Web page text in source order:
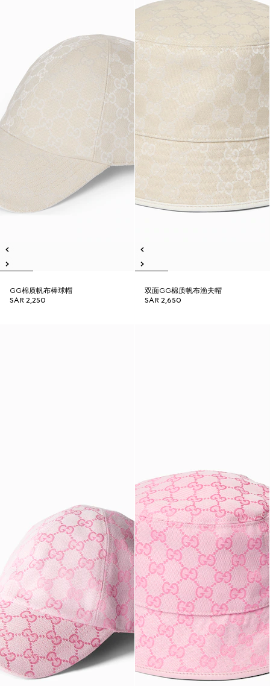
GG棉质帆布棒球帽
SAR 2,250
双面GG棉质帆布渔夫帽
SAR 2,650